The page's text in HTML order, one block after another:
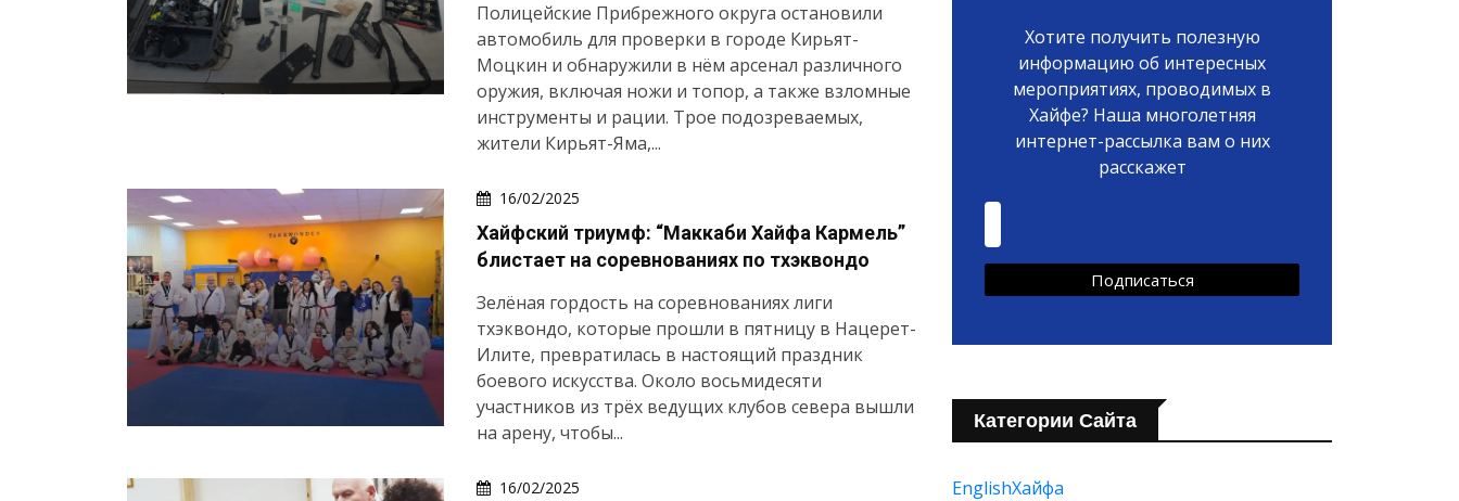
Полицейские Прибрежного округа остановили
автомобиль для проверки в городе Кирьят-
Моцкин и обнаружили в нём арсенал различного
оружия, включая ножи и топор, а также взломные
инструменты и рации. Трое подозреваемых,
жители Кирьят-Яма,...
16/02/2025
Хайфский триумф: “Маккаби Хайфа Кармель”
блистает на соревнованиях по тхэквондо
Зелёная гордость на соревнованиях лиги
тхэквондо, которые прошли в пятницу в Нацерет-
Илите, превратилась в настоящий праздник
боевого искусства. Около восьмидесяти
участников из трёх ведущих клубов севера вышли
на арену, чтобы...
16/02/2025
Хотите получить полезную
информацию об интересных
мероприятиях, проводимых в
Хайфе? Наша многолетняя
интернет-рассылка вам о них
расскажет
Категории Сайта
EnglishХайфа